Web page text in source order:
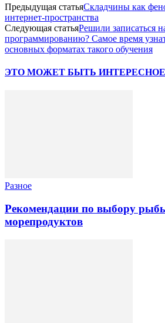
Предыдущая статьяСкладчины как
интернет-пространства
Следующая статьяРешили записаться
программированию? Самое время
основных форматах такого обучения
ЭТО МОЖЕТ БЫТЬ ИНТЕРЕСНО
Разное
Рекомендации по выбору
морепродуктов